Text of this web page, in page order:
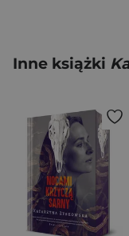
Inne książki